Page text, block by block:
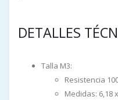
DETALLES
Talla M3:
Resistencia
Medidas: 6,18